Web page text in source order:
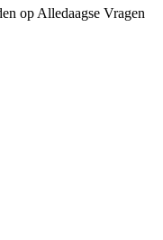
op Alledaagse Vragen